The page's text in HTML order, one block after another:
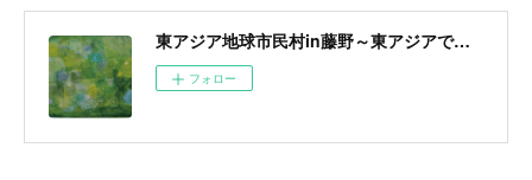
東アジア地球市民村in藤野～東アジアで醸成する地球市民意識～
フォロー